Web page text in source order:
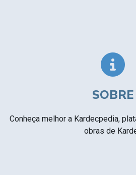
SOBRE
Conheça melhor a Kardecpedia,
obras de